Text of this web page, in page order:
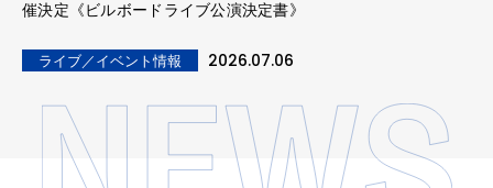
催決定《ビルボードライブ公演決定書》
ライブ／イベント情報 2026.07.06